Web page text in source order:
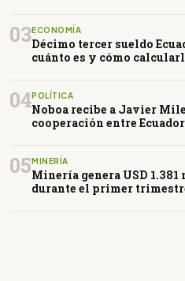
03ECONOMÍA
Décimo tercer sueldo
cuánto es y cómo
04POLÍTICA
Noboa recibe a Javier
cooperación entre
05MINERÍA
Minería genera USD
durante el primer